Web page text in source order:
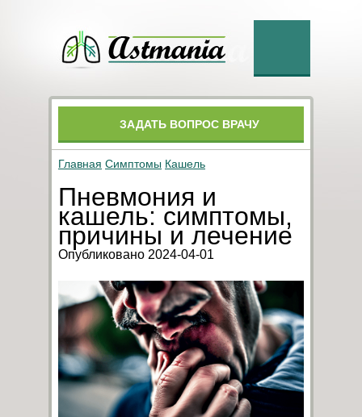
ЗАДАТЬ ВОПРОС ВРАЧУ
Главная Симптомы Кашель
Пневмония и
кашель: симптомы,
причины и лечение
Опубликовано 2024-04-01